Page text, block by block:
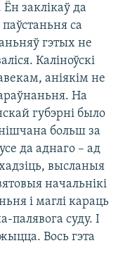
заклікаў да
са
гэтых не
Каліноўскі
аніякім не
На
губэрні было
больш за
да аднаго – ад
высланыя
начальнікі
і маглі караць
палявога суду. І
Вось гэта